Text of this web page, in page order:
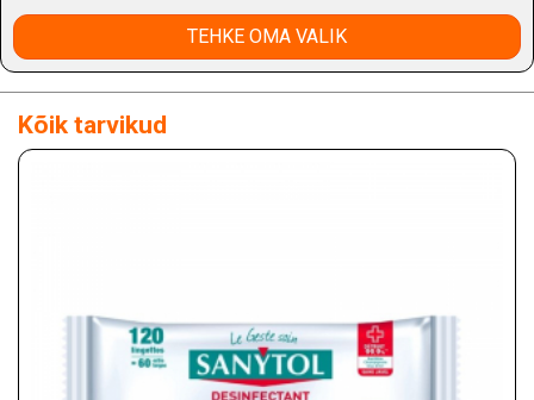
TEHKE OMA VALIK
Kõik tarvikud